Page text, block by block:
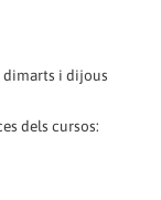
dimarts i dijous
dels cursos: